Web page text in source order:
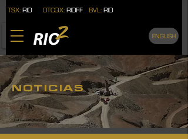
ENGLISH
TSX: RIO OTCQX: RIOFF BVL: RIO
NOTICIAS